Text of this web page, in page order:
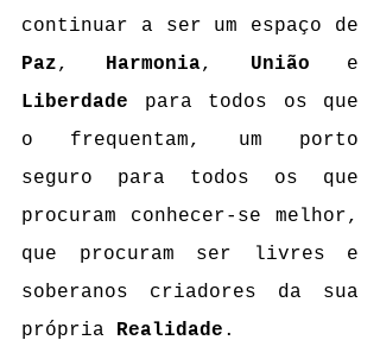
Paz, Harmonia, União
Liberdade para todos os que
o frequentam, um porto
seguro para todos os que
procuram conhecer-se melhor,
que procuram ser livres e
soberanos criadores da sua
própria Realidade .